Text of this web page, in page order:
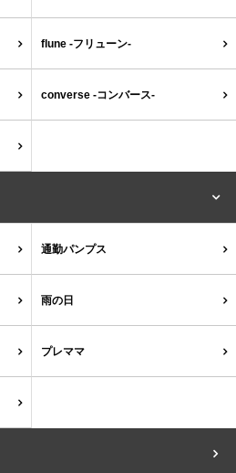
flune -フリューン-
converse -コンバース-
通勤パンプス
雨の日
プレママ